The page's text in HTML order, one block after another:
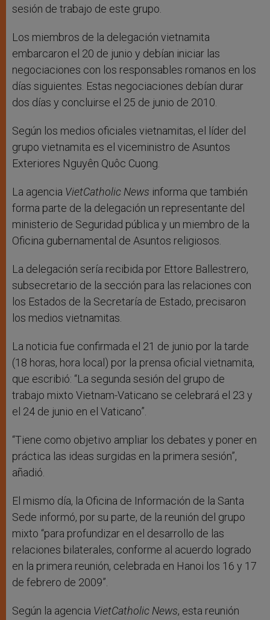
sesión de trabajo de este grupo.
Los miembros de la delegación vietnamita
embarcaron el 20 de junio y debían iniciar las
negociaciones con los responsables romanos en los
días siguientes. Estas negociaciones debían durar
dos días y concluirse el 25 de junio de 2010.
Según los medios oficiales vietnamitas, el líder del
grupo vietnamita es el viceministro de Asuntos
Exteriores Nguyên Quôc Cuong.
La agencia VietCatholic News informa que también
forma parte de la delegación un representante del
ministerio de Seguridad pública y un miembro de la
Oficina gubernamental de Asuntos religiosos.
La delegación sería recibida por Ettore Ballestrero,
subsecretario de la sección para las relaciones con
los Estados de la Secretaría de Estado, precisaron
los medios vietnamitas.
La noticia fue confirmada el 21 de junio por la tarde
(18 horas, hora local) por la prensa oficial vietnamita,
que escribió: “La segunda sesión del grupo de
trabajo mixto Vietnam-Vaticano se celebrará el 23 y
el 24 de junio en el Vaticano”.
“Tiene como objetivo ampliar los debates y poner en
práctica las ideas surgidas en la primera sesión”,
añadió.
El mismo día, la Oficina de Información de la Santa
Sede informó, por su parte, de la reunión del grupo
mixto “para profundizar en el desarrollo de las
relaciones bilaterales, conforme al acuerdo logrado
en la primera reunión, celebrada en Hanoi los 16 y 17
de febrero de 2009”.
Según la agencia VietCatholic News, esta reunión